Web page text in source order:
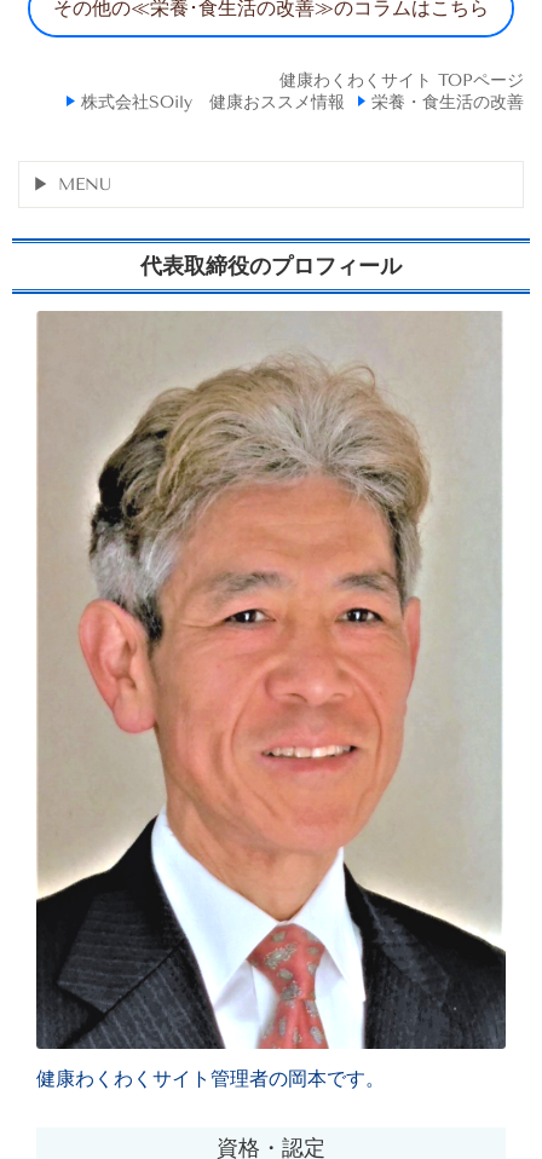
その他の≪栄養･食生活の改善≫のコラムはこちら
健康わくわくサイト TOPページ
株式会社SOily 健康おススメ情報
栄養・食生活の改善
MENU
代表取締役のプロフィール
健康わくわくサイト管理者の岡本です。
資格・認定